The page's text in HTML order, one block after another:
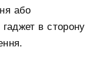
або
в сторону